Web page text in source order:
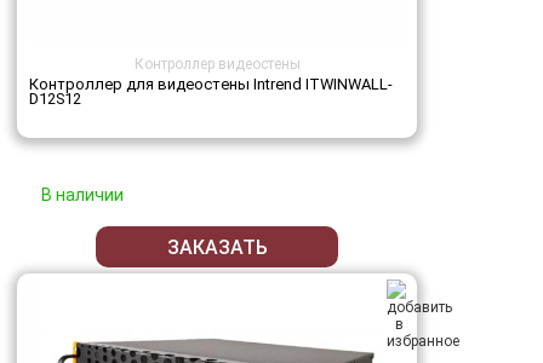
Контроллер видеостены
Контроллер для видеостены Intrend ITWINWALL-
D12S12
В наличии
ЗАКАЗАТЬ